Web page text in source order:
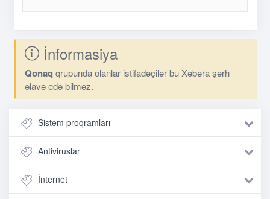
İnformasiya
Qonaq qrupunda olanlar istifadəçilər bu Xəbəra şərh
əlavə edə bilməz.
Sistem proqramları
Antiviruslar
İnternet